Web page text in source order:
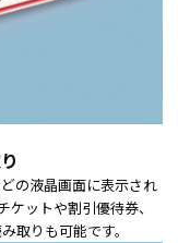
の液晶画面に表示され
ットや割引優待券、
取りも可能です。